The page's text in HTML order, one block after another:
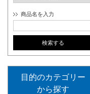
商品名を入力
目的のカテゴリー
から探す